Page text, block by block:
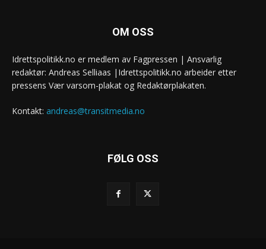
OM OSS
Idrettspolitikk.no er medlem av Fagpressen | Ansvarlig
redaktør: Andreas Selliaas |Idrettspolitikk.no arbeider etter
pressens Vær varsom-plakat og Redaktørplakaten.
Kontakt: andreas@transitmedia.no
FØLG OSS